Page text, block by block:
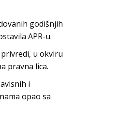
godišnjih
APR-u.
u okviru
pravna lica.
i
opao sa